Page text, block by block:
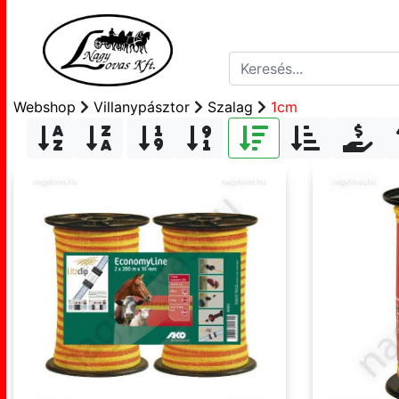
Webshop Villanypásztor Szalag 1cm